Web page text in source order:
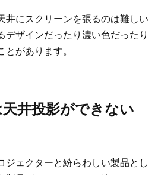
井にスクリーンを張るのは難しい
デザインだったり濃い色だったり
があります。
井投影ができない
ジェクターと紛らわしい製品とし